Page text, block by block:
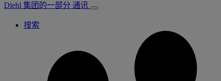
Diehl 集团的一部分 通讯
搜索